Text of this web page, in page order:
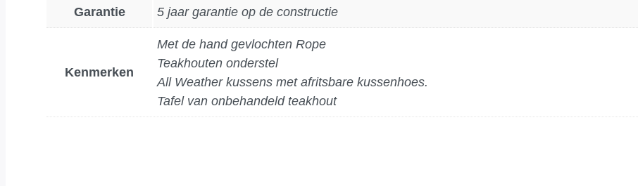
Garantie 5 jaar garantie op de constructie
Kenmerken
Met de hand gevlochten Rope
Teakhouten onderstel
All Weather kussens met afritsbare kussenhoes.
Tafel van onbehandeld teakhout